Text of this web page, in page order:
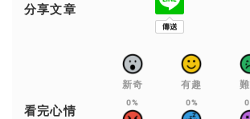
分享文章
看完心情
新奇
0%
有趣
0%